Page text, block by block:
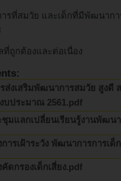
รที่สมวัย และเด็กที่มีพัฒนากา
ที่ถูกต้องและต่อเนื่อง
ส่งเสริมพัฒนาการสมวัย สูงดี
บประมาณ 2561.pdf
ชุมแลกเปลี่ยนเรียนรู้งานพัฒน
ารเฝ้าระวัง พัฒนาการการเด็
ดกรองเด็กเสี่ยง.pdf